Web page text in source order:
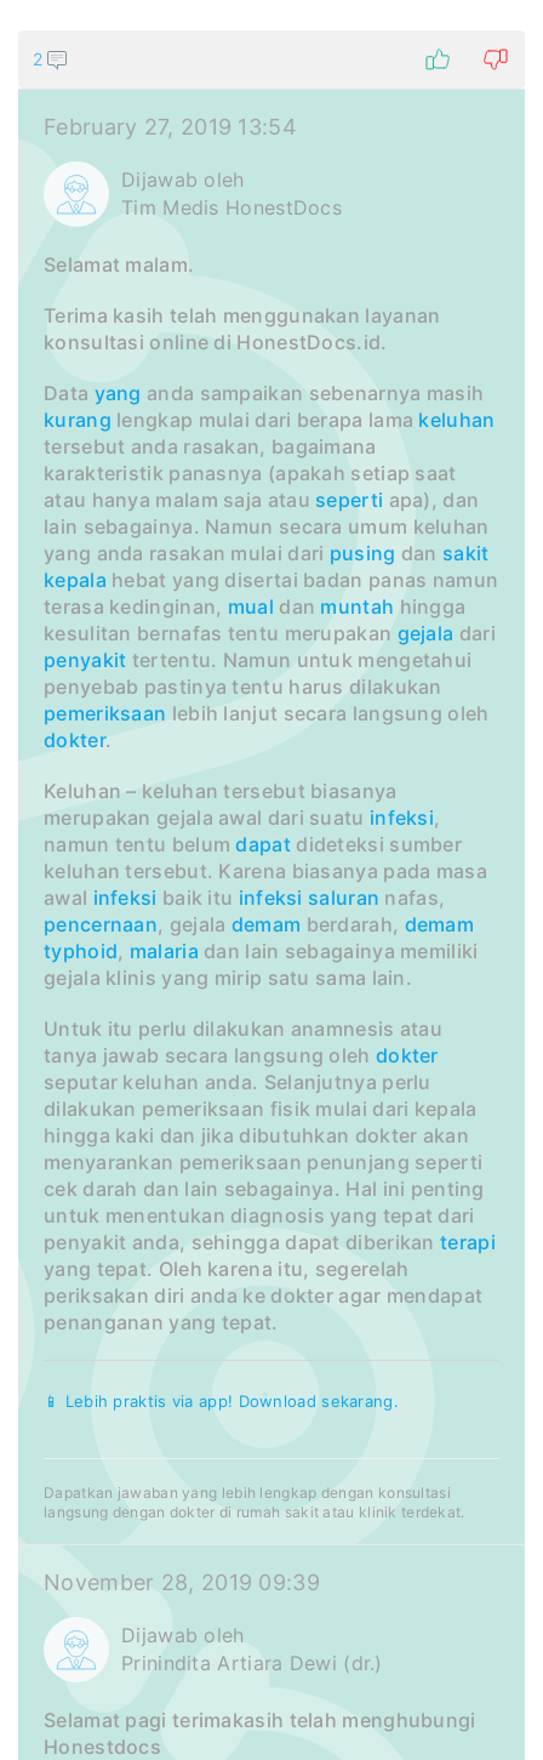
2
February 27, 2019 13:54
Dijawab oleh
Tim Medis HonestDocs
Selamat malam.
Terima kasih telah menggunakan layanan
konsultasi online di HonestDocs.id.
Data yang anda sampaikan sebenarnya masih
kurang lengkap mulai dari berapa lama keluhan
tersebut anda rasakan, bagaimana
karakteristik panasnya (apakah setiap saat
atau hanya malam saja atau seperti apa), dan
lain sebagainya. Namun secara umum keluhan
yang anda rasakan mulai dari pusing dan sakit
kepala hebat yang disertai badan panas namun
terasa kedinginan, mual dan muntah hingga
kesulitan bernafas tentu merupakan gejala dari
penyakit tertentu. Namun untuk mengetahui
penyebab pastinya tentu harus dilakukan
pemeriksaan lebih lanjut secara langsung oleh
dokter.
Keluhan – keluhan tersebut biasanya
merupakan gejala awal dari suatu infeksi,
namun tentu belumdapatdideteksi sumber
keluhan tersebut. Karena biasanya pada masa
awal infeksi baik itu infeksi saluran nafas,
pencernaan, gejala demam berdarah, demam
typhoid, malaria dan lain sebagainya memiliki
gejala klinis yang mirip satu sama lain.
Untuk itu perlu dilakukan anamnesis atau
tanya jawab secara langsung oleh dokter
seputar keluhan anda. Selanjutnya perlu
dilakukan pemeriksaan fisik mulai dari kepala
hingga kaki dan jika dibutuhkan dokter akan
menyarankan pemeriksaan penunjang seperti
cek darah dan lain sebagainya. Hal ini penting
untuk menentukan diagnosis yang tepat dari
penyakit anda, sehingga dapat diberikan terapi
yang tepat. Oleh karena itu, segerelah
periksakan diri anda ke dokter agar mendapat
penanganan yang tepat.
📱 Lebih praktis via app! Download sekarang.
Dapatkan jawaban yang lebih lengkap dengan konsultasi
langsung dengan dokter di rumah sakit atau klinik terdekat.
November 28, 2019 09:39
Dijawab oleh
Prinindita Artiara Dewi (dr.)
Selamat pagi terimakasih telah menghubungi
Honestdocs